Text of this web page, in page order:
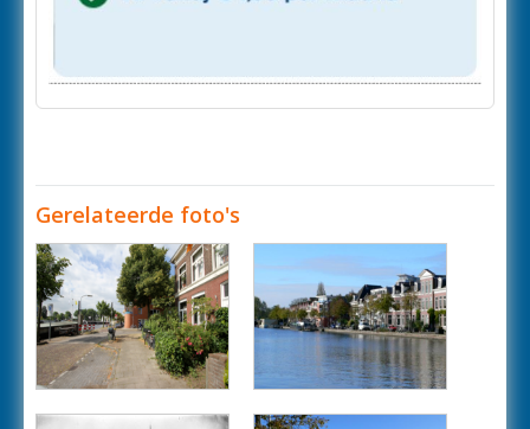
Gerelateerde foto's